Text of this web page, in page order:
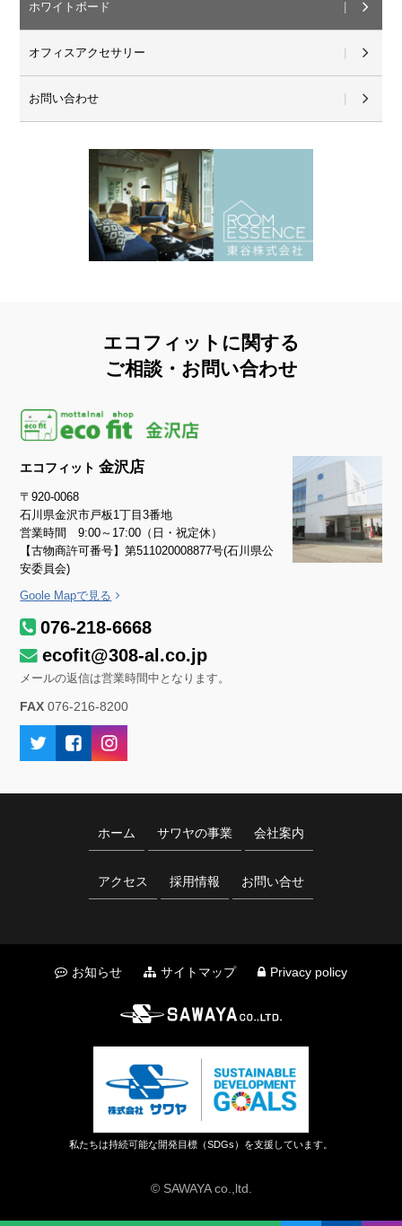
ホワイトボード
オフィスアクセサリー
お問い合わせ
エコフィットに関する
ご相談・お問い合わせ
エコフィット金沢店
〒920-0068
石川県金沢市戸板1丁目3番地
営業時間 9:00～17:00（日・祝定休）
【古物商許可番号】第511020008877号(石川県公
安委員会)
Goole Mapで見る
076-218-6668
ecofit@308-al.co.jp
メールの返信は営業時間中となります。
FAX 076-216-8200
ホーム サワヤの事業 会社案内
アクセス 採用情報 お問い合せ
お知らせ サイトマップ Privacy policy
私たちは持続可能な開発目標（SDGs）を支援しています。
© SAWAYA co.,ltd.